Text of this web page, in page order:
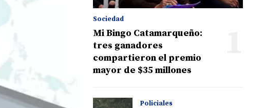
Sociedad
Mi Bingo Catamarqueño:
tres ganadores
compartieron el premio
mayor de $35 millones
Policiales